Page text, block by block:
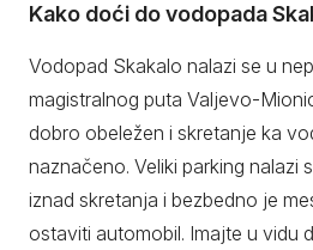
Kako doći do vodopada
Vodopad Skakalo nalazi se u
magistralnog puta Valjevo-
dobro obeležen i skretanje ka
naznačeno. Veliki parking nalazi
iznad skretanja i bezbedno je
ostaviti automobil. Imajte u vidu